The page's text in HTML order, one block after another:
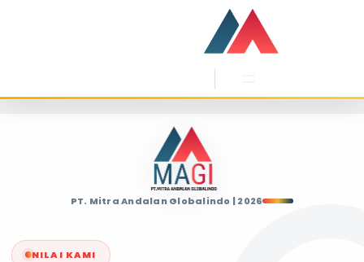
PT. Mitra Andalan Globalindo | 2026
NILAI KAMI